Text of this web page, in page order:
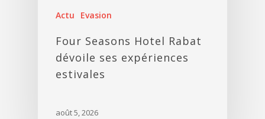
Actu Evasion
Four Seasons Hotel Rabat
dévoile ses expériences
estivales
août 5, 2026